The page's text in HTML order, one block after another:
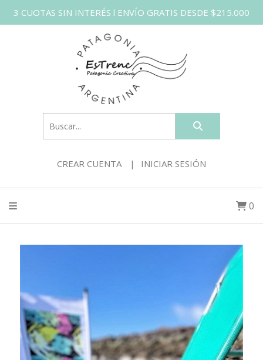
3 CUOTAS SIN INTERÉS l ENVÍO GRATIS DESDE $215.000
CREAR CUENTA INICIAR SESIÓN
0